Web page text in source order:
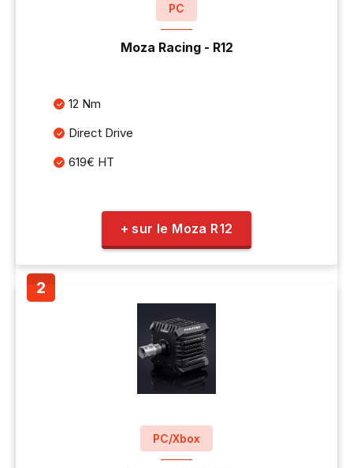
PC
Moza Racing - R12
12 Nm
Direct Drive
619€ HT
+ sur le Moza R12
PC/Xbox